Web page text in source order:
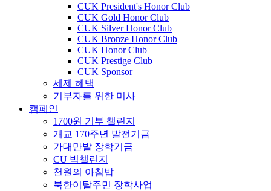
CUK President's Honor Club
CUK Gold Honor Club
CUK Silver Honor Club
CUK Bronze Honor Club
CUK Honor Club
CUK Prestige Club
CUK Sponsor
세제 혜택
기부자를 위한 미사
캠페인
1700원 기부 챌린지
개교 170주년 발전기금
가대만발 장학기금
CU 빅챌린지
천원의 아침밥
북한이탈주민 장학사업